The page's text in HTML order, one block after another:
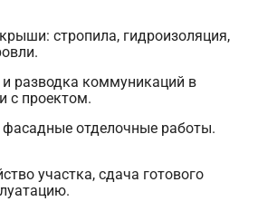
стропила, гидроизоляция,
разводка коммуникаций в
с проектом.
фасадные отделочные работы.
участка, сдача готового